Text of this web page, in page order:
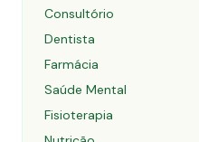
Consultório
Dentista
Farmácia
Saúde Mental
Fisioterapia